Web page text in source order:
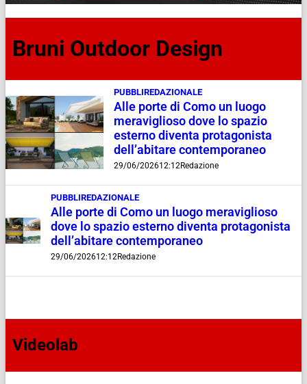
Bruni Outdoor Design
PUBBLIREDAZIONALE
Alle porte di Como un luogo
meraviglioso dove lo spazio
esterno diventa protagonista
dell’abitare contemporaneo
29/06/202612:12Redazione
PUBBLIREDAZIONALE
Alle porte di Como un luogo meraviglioso
dove lo spazio esterno diventa protagonista
dell’abitare contemporaneo
29/06/202612:12Redazione
Videolab